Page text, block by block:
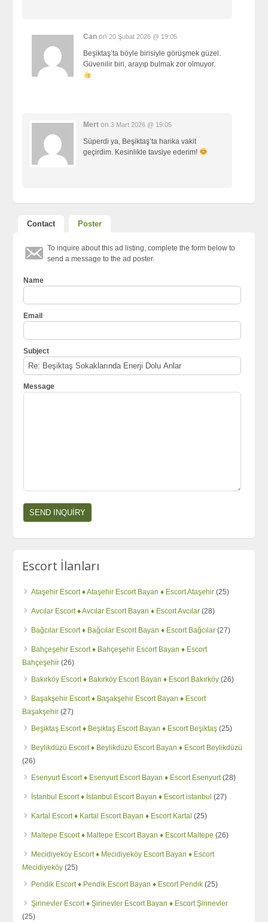
Can on20 Şubat 2026 @ 19:05
Beşiktaş’ta böyle birisiyle görüşmek güzel.
Güvenilir biri, arayıp bulmak zor olmuyor.
Mert on3 Mart 2026 @ 19:05
Süperdi ya, Beşiktaş’ta harika vakit
geçirdim. Kesinlikle tavsiye ederim!
Contact Poster
To inquire about this ad listing, complete the form below to
send a message to the ad poster.
Name
Email
Subject
Message
Escort İlanları
Ataşehir Escort ♦️ Ataşehir Escort Bayan ♦️ Escort Ataşehir (25)
Avcılar Escort ♦️ Avcılar Escort Bayan ♦️ Escort Avcılar (28)
Bağcılar Escort ♦️ Bağcılar Escort Bayan ♦️ Escort Bağcılar (27)
Bahçeşehir Escort ♦️ Bahçeşehir Escort Bayan ♦️ Escort
Bahçeşehir (26)
Bakırköy Escort ♦️ Bakırköy Escort Bayan ♦️ Escort Bakırköy (26)
Başakşehir Escort ♦️ Başakşehir Escort Bayan ♦️ Escort
Başakşehir (27)
Beşiktaş Escort ♦️ Beşiktaş Escort Bayan ♦️ Escort Beşiktaş (25)
Beylikdüzü Escort ♦️ Beylikdüzü Escort Bayan ♦️ Escort Beylikdüzü
(26)
Esenyurt Escort ♦️ Esenyurt Escort Bayan ♦️ Escort Esenyurt(28)
İstanbul Escort ♦️ İstanbul Escort Bayan ♦️ Escort istanbul (27)
Kartal Escort ♦️ Kartal Escort Bayan ♦️ Escort Kartal (25)
Maltepe Escort ♦️ Maltepe Escort Bayan ♦️ Escort Maltepe (26)
Mecidiyeköy Escort ♦️ Mecidiyeköy Escort Bayan ♦️ Escort
Mecidiyeköy (25)
Pendik Escort ♦️ Pendik Escort Bayan ♦️ Escort Pendik (25)
Şirinevler Escort ♦️ Şirinevler Escort Bayan ♦️ Escort Şirinevler
(25)